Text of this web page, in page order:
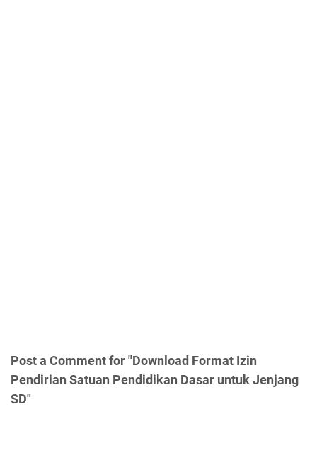
Post a Comment for "Download Format Izin
Pendirian Satuan Pendidikan Dasar untuk Jenjang
SD"